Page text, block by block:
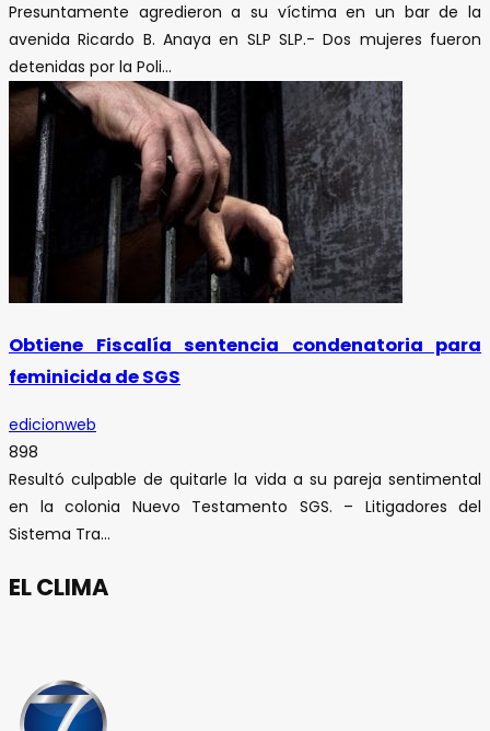
Presuntamente agredieron a su víctima en un bar de la
avenida Ricardo B. Anaya en SLP SLP.- Dos mujeres fueron
detenidas por la Poli...
Obtiene Fiscalía sentencia condenatoria para
feminicida de SGS
edicionweb
898
Resultó culpable de quitarle la vida a su pareja sentimental
en la colonia Nuevo Testamento SGS. – Litigadores del
Sistema Tra...
EL CLIMA